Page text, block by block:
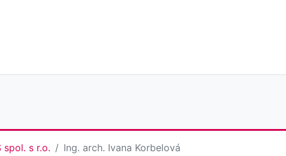
spol. s r.o. Ing. arch. Ivana Korbelová